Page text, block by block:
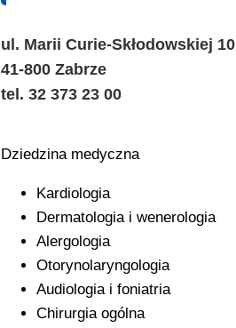
ul. Marii Curie-Skłodowskiej 10
41-800 Zabrze
tel. 32 373 23 00
Dziedzina medyczna
Kardiologia
Dermatologia i wenerologia
Alergologia
Otorynolaryngologia
Audiologia i foniatria
Chirurgia ogólna